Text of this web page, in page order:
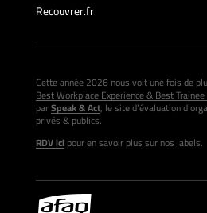
Recouvrer.fr
Cette année 2026 nous voit une fois de
Best Workplace Experience & Best
parSpeak & Act, le site d’évaluation
privés & publics.
RDV icipour en savoir plus sur nos labels.